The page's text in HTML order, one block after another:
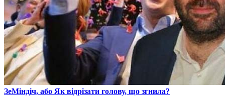
​ЗеМіндіч, або Як відрізати голову, що згнила?